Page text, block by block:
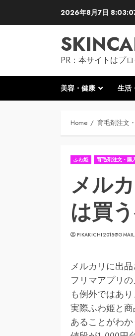
2026年8月7日
PR：本サイトはプ
美容・健康 生活
Home 育毛剤注文
ふわ姫 育毛剤注文・購
メル
は買
メルカリに出
フリマアプリ
も例外ではあり
実際ふわ姫と
あることがわか